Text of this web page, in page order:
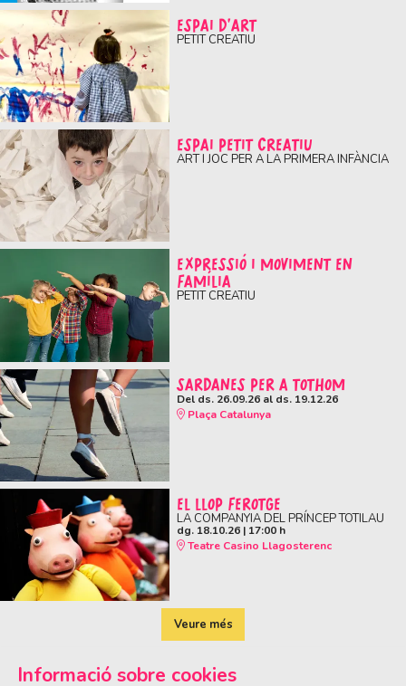
ESPAI D'ART
PETIT CREATIU
ESPAI PETIT CREATIU
ART I JOC PER A LA PRIMERA INFÀNCIA
EXPRESSIÓ I MOVIMENT EN
FAMÍLIA
PETIT CREATIU
SARDANES PER A TOTHOM
Del ds. 26.09.26al ds. 19.12.26
Plaça Catalunya
EL LLOP FEROTGE
LA COMPANYIA DEL PRÍNCEP TOTILAU
dg. 18.10.26| 17:00 h
Teatre Casino Llagosterenc
Veure més
Informació sobre cookies